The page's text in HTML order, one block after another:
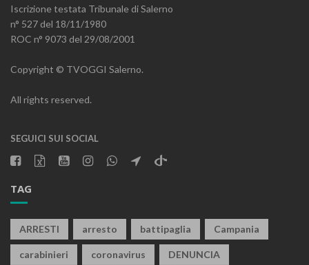
Iscrizione testata Tribunale di Salerno
n° 527 del 18/11/1980
ROC n° 9073 del 29/08/2001
Copyright © TVOGGI Salerno.
All rights reserved.
SEGUICI SUI SOCIAL
TAG
ARRESTI arresto battipaglia Campania
carabinieri coronavirus DENUNCIA